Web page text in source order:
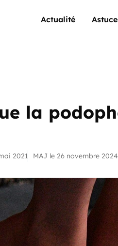
Actualité
la
2021 MAJ le 26 novembre 2024